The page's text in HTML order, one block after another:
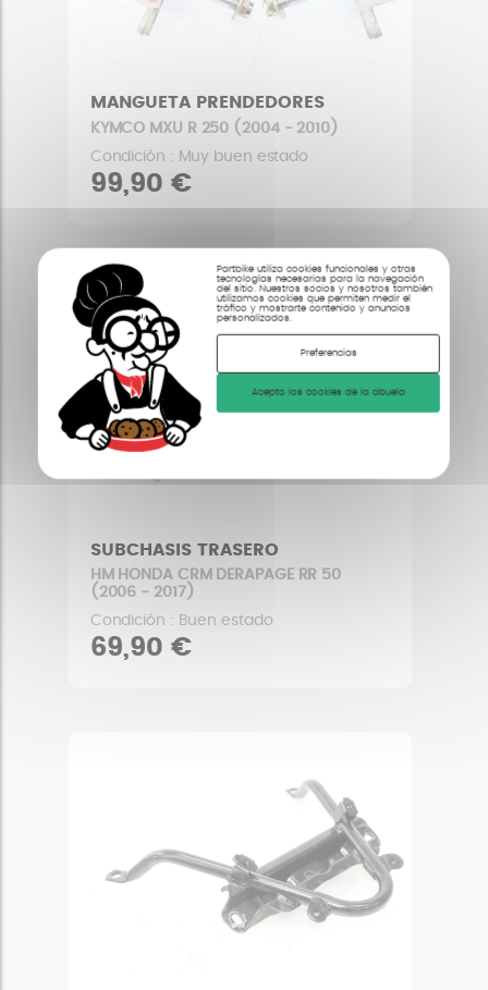
Partbike utiliza cookies funcionales y otras
tecnologías necesarias para la navegación
del sitio. Nuestros socios y nosotros también
utilizamos cookies que permiten medir el
tráfico y mostrarte contenido y anuncios
personalizados.
Preferencias
Acepto los cookies de la abuela
MANGUETA PRENDEDORES
KYMCO MXU R 250 (2004 - 2010)
Condición : Muy buen estado
99,90 €
SUBCHASIS TRASERO
HM HONDA CRM DERAPAGE RR 50
(2006 - 2017)
Condición : Buen estado
69,90 €